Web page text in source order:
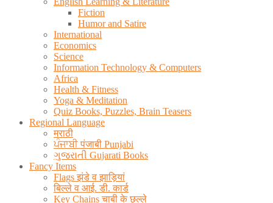
Fiction
Humor and Satire
International
Economics
Science
Information Technology & Computers
Africa
Health & Fitness
Yoga & Meditation
Quiz Books, Puzzles, Brain Teasers
Regional Language
मराठी
ਪੰਜਾਬੀ पंजाबी Punjabi
ગુજરાતી Gujarati Books
Fancy Items
Flags झंडे व झाड़ियां
बिल्ले व आई. डी. कार्ड
Key Chains चाबी के छल्ले